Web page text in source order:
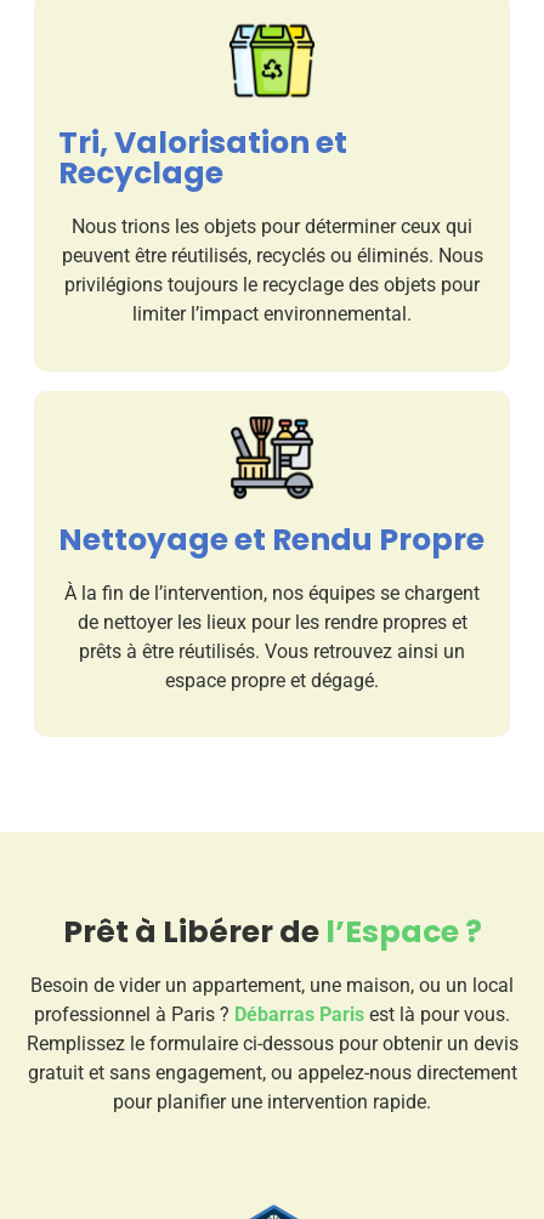
Tri, Valorisation et
Recyclage
Nous trions les objets pour déterminer ceux qui
peuvent être réutilisés, recyclés ou éliminés. Nous
privilégions toujours le recyclage des objets pour
limiter l’impact environnemental.
Nettoyage et Rendu Propre
À la fin de l’intervention, nos équipes se chargent
de nettoyer les lieux pour les rendre propres et
prêts à être réutilisés. Vous retrouvez ainsi un
espace propre et dégagé.
Prêt à Libérer de l’Espace ?
Besoin de vider un appartement, une maison, ou un local
professionnel à Paris ? Débarras Paris est là pour vous.
Remplissez le formulaire ci-dessous pour obtenir un devis
gratuit et sans engagement, ou appelez-nous directement
pour planifier une intervention rapide.